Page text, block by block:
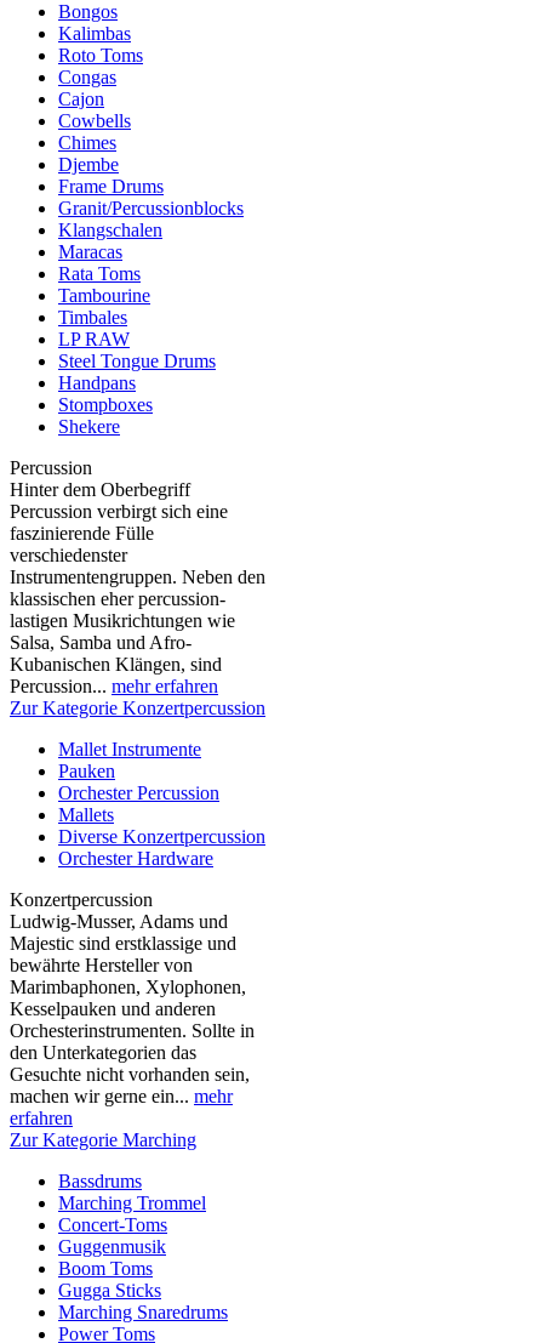
Bongos
Kalimbas
Roto Toms
Congas
Cajon
Cowbells
Chimes
Djembe
Frame Drums
Granit/Percussionblocks
Klangschalen
Maracas
Rata Toms
Tambourine
Timbales
LP RAW
Steel Tongue Drums
Handpans
Stompboxes
Shekere
Percussion
Hinter dem Oberbegriff
Percussion verbirgt sich eine
faszinierende Fülle
verschiedenster
Instrumentengruppen. Neben den
klassischen eher percussion-
lastigen Musikrichtungen wie
Salsa, Samba und Afro-
Kubanischen Klängen, sind
Percussion... mehr erfahren
Zur Kategorie Konzertpercussion
Mallet Instrumente
Pauken
Orchester Percussion
Mallets
Diverse Konzertpercussion
Orchester Hardware
Konzertpercussion
Ludwig-Musser, Adams und
Majestic sind erstklassige und
bewährte Hersteller von
Marimbaphonen, Xylophonen,
Kesselpauken und anderen
Orchesterinstrumenten. Sollte in
den Unterkategorien das
Gesuchte nicht vorhanden sein,
machen wir gerne ein... mehr
erfahren
Zur Kategorie Marching
Bassdrums
Marching Trommel
Concert-Toms
Guggenmusik
Boom Toms
Gugga Sticks
Marching Snaredrums
Power Toms